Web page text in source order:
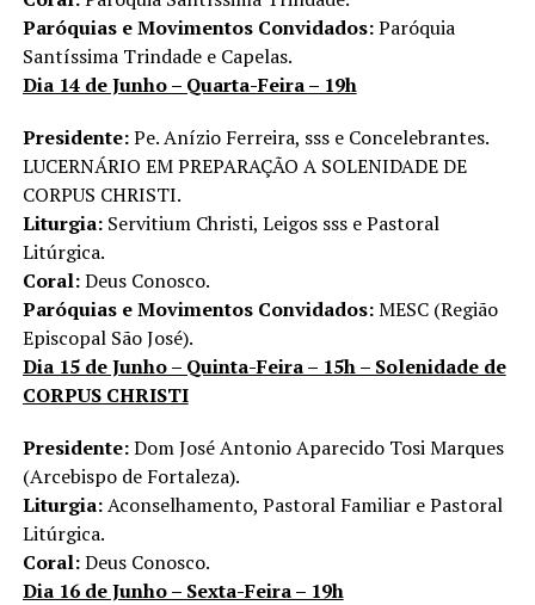
Paróquias e Movimentos Convidados:Paróquia
Santíssima Trindade e Capelas.
Dia 14 de Junho – Quarta-Feira – 19h
Presidente:Pe. Anízio Ferreira, sss e Concelebrantes.
LUCERNÁRIO EM PREPARAÇÃO A SOLENIDADE DE
CORPUS CHRISTI.
Liturgia:Servitium Christi, Leigos sss e Pastoral
Litúrgica.
Coral:Deus Conosco.
Paróquias e Movimentos Convidados:MESC (Região
Episcopal São José).
Dia 15 de Junho – Quinta-Feira – 15h – Solenidade de
CORPUS CHRISTI
Presidente:Dom José Antonio Aparecido Tosi Marques
(Arcebispo de Fortaleza).
Liturgia:Aconselhamento, Pastoral Familiar e Pastoral
Litúrgica.
Coral:Deus Conosco.
Dia 16 de Junho – Sexta-Feira – 19h